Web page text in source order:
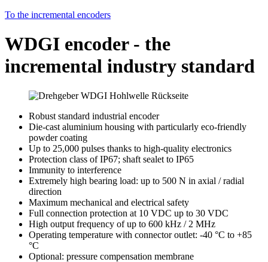
To the incremental encoders
WDGI encoder - the
incremental industry standard
Robust standard industrial encoder
Die-cast aluminium housing with particularly eco-friendly
powder coating
Up to 25,000 pulses thanks to high-quality electronics
Protection class of IP67; shaft sealet to IP65
Immunity to interference
Extremely high bearing load: up to 500 N in axial / radial
direction
Maximum mechanical and electrical safety
Full connection protection at 10 VDC up to 30 VDC
High output frequency of up to 600 kHz / 2 MHz
Operating temperature with connector outlet: -40 °C to +85
°C
Optional: pressure compensation membrane